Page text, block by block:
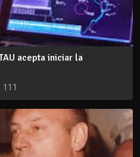
acepta iniciar la
111